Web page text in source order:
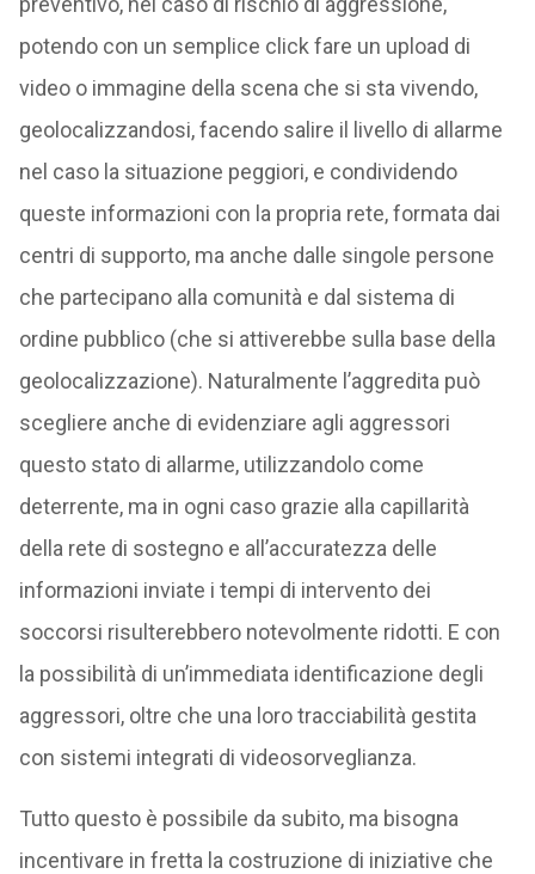
potendo con un semplice click fare un upload di
video o immagine della scena che si sta vivendo,
geolocalizzandosi, facendo salire il livello di allarme
nel caso la situazione peggiori, e condividendo
queste informazioni con la propria rete, formata dai
centri di supporto, ma anche dalle singole persone
che partecipano alla comunità e dal sistema di
ordine pubblico (che si attiverebbe sulla base della
geolocalizzazione). Naturalmente l’aggredita può
scegliere anche di evidenziare agli aggressori
questo stato di allarme, utilizzandolo come
deterrente, ma in ogni caso grazie alla capillarità
della rete di sostegno e all’accuratezza delle
informazioni inviate i tempi di intervento dei
soccorsi risulterebbero notevolmente ridotti. E con
la possibilità di un’immediata identificazione degli
aggressori, oltre che una loro tracciabilità gestita
con sistemi integrati di videosorveglianza.
Tutto questo è possibile da subito, ma bisogna
incentivare in fretta la costruzione di iniziative che